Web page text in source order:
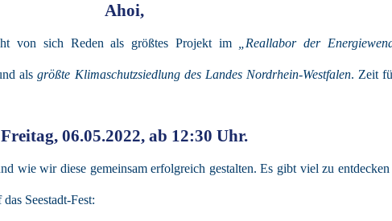
Ahoi,
von sich Reden als größtes Projekt im „Reallabor der
alsgrößte Klimaschutzsiedlung des Landes Nordrhein-Westfalen. Zeit
Freitag, 06.05.2022, ab 12:30 Uhr.
wie wir diese gemeinsam erfolgreich gestalten. Es gibt viel zu
Seestadt-Fest: